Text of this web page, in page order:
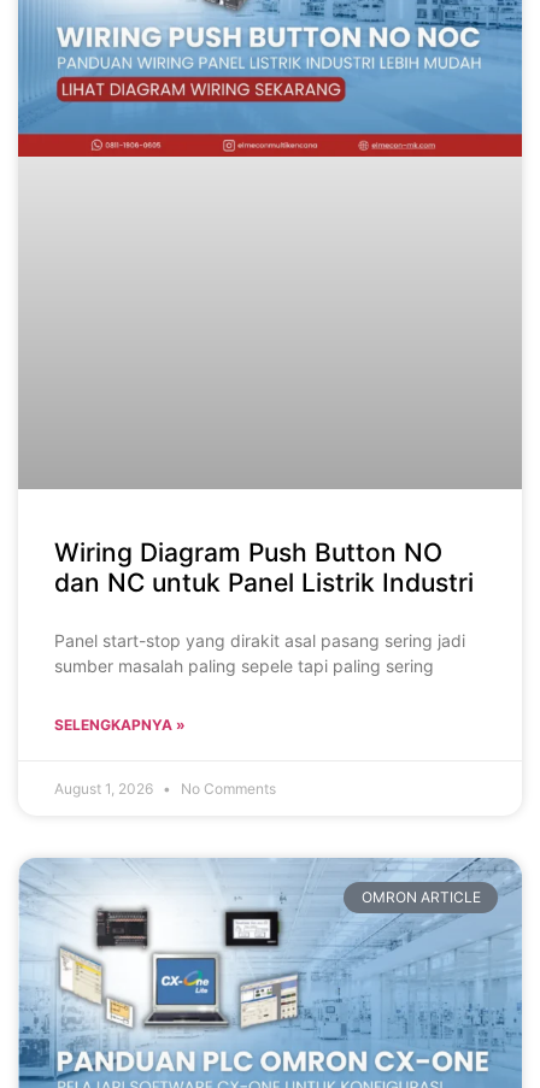
Wiring Diagram Push Button NO
dan NC untuk Panel Listrik Industri
Panel start-stop yang dirakit asal pasang sering jadi
sumber masalah paling sepele tapi paling sering
SELENGKAPNYA »
August 1, 2026 No Comments
OMRON ARTICLE